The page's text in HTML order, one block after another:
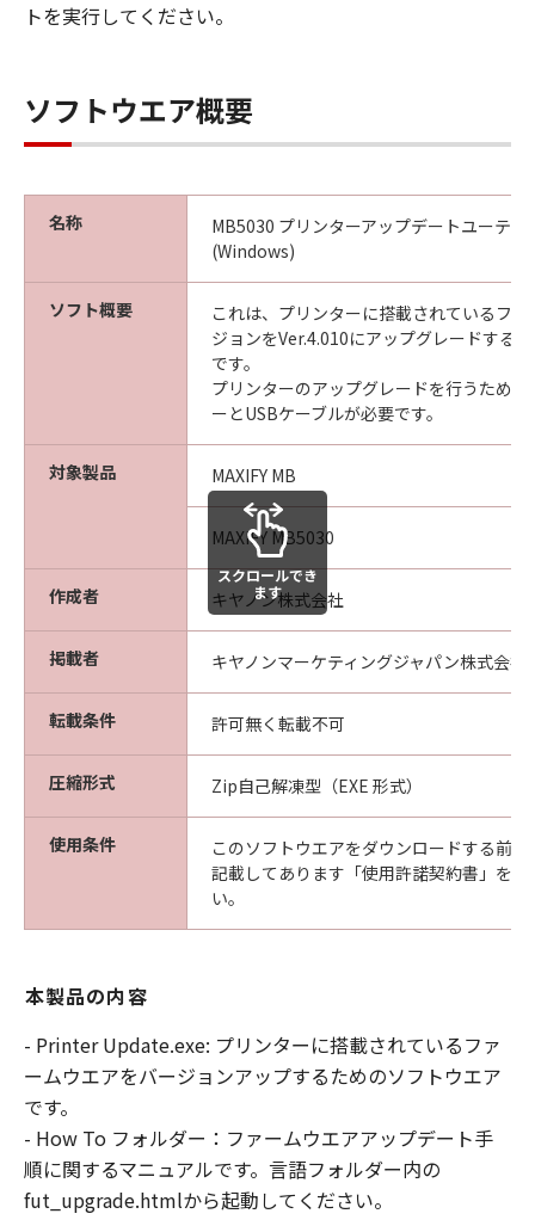
トを実行してください。
ソフトウエア概要
名称
MB5030 プリンターアップデートユーティ
(Windows)
ソフト概要
これは、プリンターに搭載されているフ
ジョンをVer.4.010にアップグレードする
です。
プリンターのアップグレードを行うため
ーとUSBケーブルが必要です。
対象製品 MAXIFY MB
MAXIFY MB5030
作成者 キヤノン株式会社
掲載者 キヤノンマーケティングジャパン株式会社
転載条件 許可無く転載不可
圧縮形式 Zip自己解凍型（EXE 形式）
使用条件
このソフトウエアをダウンロードする前
記載してあります「使用許諾契約書」を
い。
スクロールでき
ます
本製品の内容
- Printer Update.exe: プリンターに搭載されているファ
ームウエアをバージョンアップするためのソフトウエア
です。
- How To フォルダー：ファームウエアアップデート手
順に関するマニュアルです。言語フォルダー内の
fut_upgrade.htmlから起動してください。